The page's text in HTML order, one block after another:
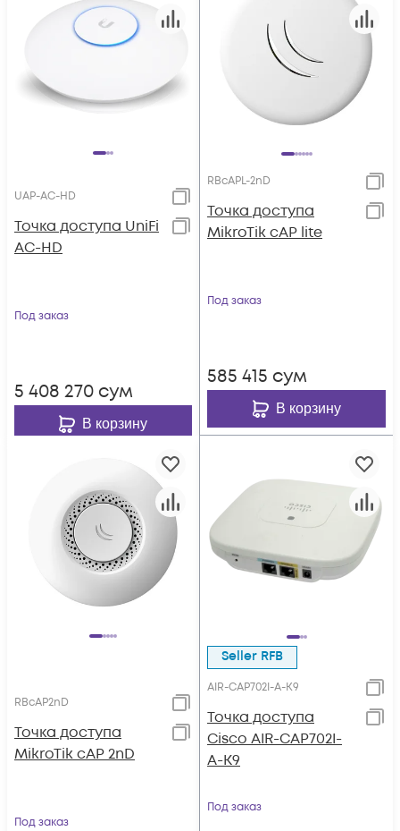
UAP-AC-HD
Toчка доступа UniFi
AC-HD
Под заказ
5 408 270 сум
В корзину
RBcAPL-2nD
Точка доступа
MikroTik cAP lite
Под заказ
585 415 сум
В корзину
RBcAP2nD
Точка доступа
MikroTik cAP 2nD
Под заказ
Seller RFB
AIR-CAP702I-A-K9
Точка доступа
Cisco AIR-CAP702I-
A-K9
Под заказ